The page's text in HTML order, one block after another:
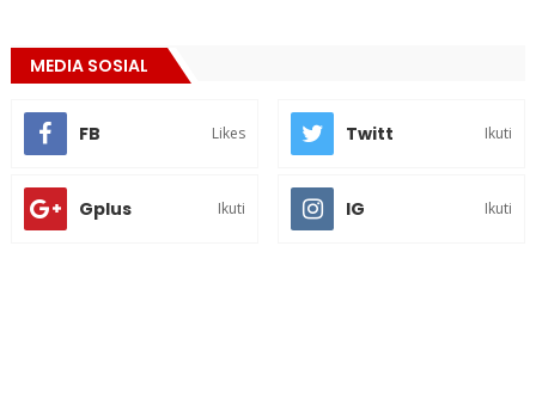
MEDIA SOSIAL
FB Likes Twitt Ikuti
Gplus Ikuti IG Ikuti